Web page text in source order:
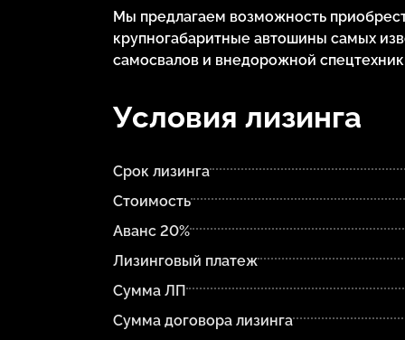
Мы предлагаем возможность
крупногабаритные автошины самых
самосвалов и внедорожной
Условия лизинга
Срок лизинга
Стоимость
Аванс 20%
Лизинговый платеж
Сумма ЛП
Сумма договора лизинга